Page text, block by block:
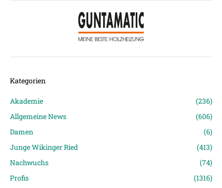
Kategorien
Akademie
(236)
Allgemeine News
(606)
Damen
(6)
Junge Wikinger Ried
(413)
Nachwuchs
(74)
Profis
(1316)